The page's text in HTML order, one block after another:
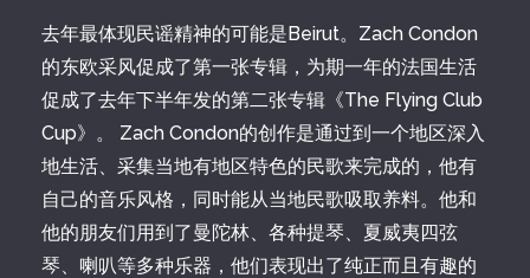
去年最体现民谣精神的可能是Beirut。Zach Condon
的东欧采风促成了第一张专辑，为期一年的法国生活
促成了去年下半年发的第二张专辑《The Flying Club
Cup》。 Zach Condon的创作是通过到一个地区深入
地生活、采集当地有地区特色的民歌来完成的，他有
自己的音乐风格，同时能从当地民歌吸取养料。他和
他的朋友们用到了曼陀林、各种提琴、夏威夷四弦
琴、喇叭等多种乐器，他们表现出了纯正而且有趣的